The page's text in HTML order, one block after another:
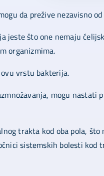
da prežive nezavisno
jeste što one nemaju
organizmima.
vrstu bakterija.
mogu nastati
trakta kod oba pola,
sistemskih bolesti kod